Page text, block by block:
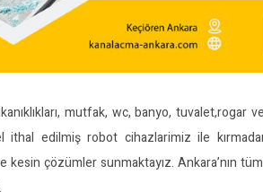
mutfak, wc, banyo, tuvalet,rogar
ithal edilmiş robot cihazlarimiz ile
çözümler sunmaktayız. Ankara’nın